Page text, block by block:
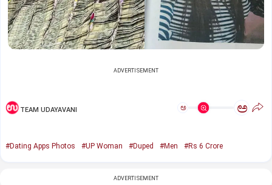
ADVERTISEMENT
TEAM UDAYAVANI ಅ ಅ
#Dating Apps Photos #UP Woman #Duped #Men #Rs 6 Crore
ADVERTISEMENT